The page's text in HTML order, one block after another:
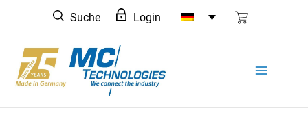
springen
Suche Login